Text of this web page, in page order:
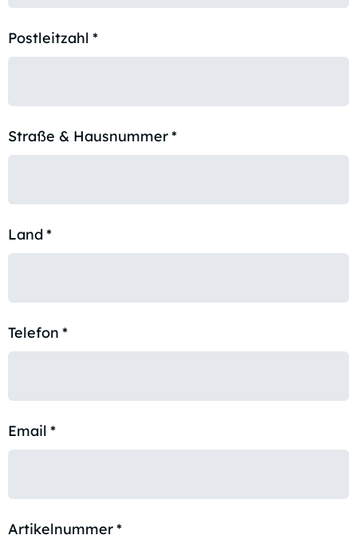
Postleitzahl *
Straße & Hausnummer*
Land*
Telefon *
Email *
Artikelnummer*